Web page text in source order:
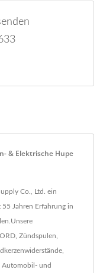
& Elektrische Hupe
Co., Ltd. ein
Jahren Erfahrung in
Zündspulen,
Automobil- und